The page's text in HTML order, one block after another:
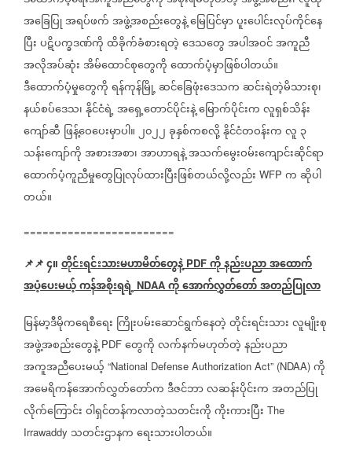
အခြေပြုအရပ်ဖက်အဖွဲ့အစည်းတွေနဲ့မြေပြင်မှာပူးပေါင်းလုပ်ကိုင်နေ
ပြီးပဋိပက္ခဒဏ်ကိုထိခိုက်ခံစားရတဲ့ဒေသတွေအပါအဝင်အကူညီ
အလိုအပ်ဆုံးအိမ်ထောင်စုတွေကိုထောက်ပံ့မှာဖြစ်ပါတယ်။
ဒီထောက်ပံ့မှုတွေကိုရန်ကုန်မြို့ဆင်ခြေဖုံးဒေသကဆင်းရဲတဲ့မိသားစု၊
နယ်စပ်ဒေသ၊နိုင်ငံရဲ့အရှေ့တောင်ပိုင်းနဲ့မြောက်ပိုင်းကလူရှစ်သိန်း
ကျော်ဆီ ဖြန့်ဝေပေးမှာပါ။၂၀၂၂ခုနှစ်ကစလို့နိုင်ငံတဝန်းကလူ ၃
သန်းကျော်ကိုအစားအစာ၊အာဟာရနဲ့အသက်မွေးဝမ်းကျောင်းဆိုင်ရာ
ထောက်ပံ့ကူညီမှုတွေပြုလုပ်ထားပြီးဖြစ်တယ်လို့လည်း WFP ကဆိုပါ
တယ်။
========================
📌📌၄။တိုင်းရင်းသားမဟာမိတ်တွေနဲ့ PDF ကိုနည်းပညာအထောက်
အပံ့ပေးမယ့်ကန်အစိုးရရဲ့ NDAA ကိုအောက်လွှတ်တော်အတည်ပြုလာ
မြန်မာ့ဒီမိုကရေစီရေး ကြိုးပမ်းဆောင်ရွက်နေတဲ့တိုင်းရင်းသားလူမျိုးစု
အဖွဲ့အစည်းတွေနဲ့ PDF တွေကိုလက်နက်မဟုတ်တဲ့နည်းပညာ
အကူအညီပေးမယ့် “National Defense Authorization Act” (NDAA) ကို
အမေရိကန်အောက်လွှတ်တော်ကဒီဇင်ဘာလဆန်းပိုင်းကအတည်ပြု
လိုက်ကြောင်းဝါရှင်တန်ကလာတဲ့သတင်းကိုကိုးကားပြီး The
Irrawaddy သတင်းဌာနကရေးသားပါတယ်။